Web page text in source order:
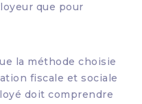
que pour
la méthode choisie
fiscale et sociale
doit comprendre